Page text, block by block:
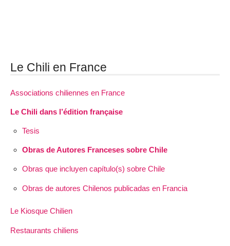
Le Chili en France
Associations chiliennes en France
Le Chili dans l’édition française
Tesis
Obras de Autores Franceses sobre Chile
Obras que incluyen capítulo(s) sobre Chile
Obras de autores Chilenos publicadas en Francia
Le Kiosque Chilien
Restaurants chiliens